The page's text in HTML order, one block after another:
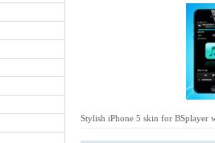
Stylish iPhone 5 skin for BSplayer